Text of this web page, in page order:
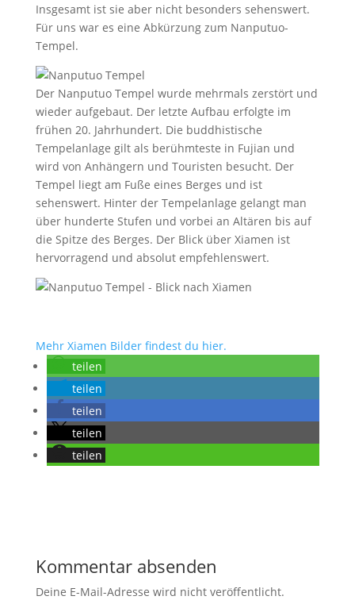
Insgesamt ist sie aber nicht besonders sehenswert.
Für uns war es eine Abkürzung zum Nanputuo-
Tempel.
Der Nanputuo Tempel wurde mehrmals zerstört und
wieder aufgebaut. Der letzte Aufbau erfolgte im
frühen 20. Jahrhundert. Die buddhistische
Tempelanlage gilt als berühmteste in Fujian und
wird von Anhängern und Touristen besucht. Der
Tempel liegt am Fuße eines Berges und ist
sehenswert. Hinter der Tempelanlage gelangt man
über hunderte Stufen und vorbei an Altären bis auf
die Spitze des Berges. Der Blick über Xiamen ist
hervorragend und absolut empfehlenswert.
Mehr Xiamen Bilder findest du hier.
teilen
teilen
teilen
teilen
teilen
Kommentar absenden
Deine E-Mail-Adresse wird nicht veröffentlicht.